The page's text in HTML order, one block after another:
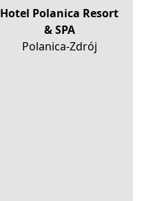
Hotel Polanica Resort
& SPA
Polanica-Zdrój